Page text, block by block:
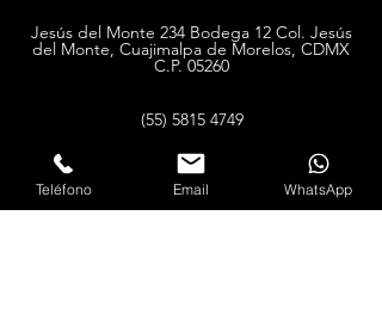
Jesús del Monte 234 Bodega 12 Col. Jesús
del Monte, Cuajimalpa de Morelos, CDMX
C.P. 05260
(55) 5815 4749
Explorar
Tienda
Teléfono Email WhatsApp